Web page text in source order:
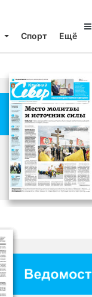
Спорт Ещё